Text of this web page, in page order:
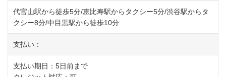
代官山駅から徒歩5分/恵比寿駅からタクシー5分/渋谷駅からタ
クシー8分/中目黒駅から徒歩10分
支払い：
支払い期日：5日前まで